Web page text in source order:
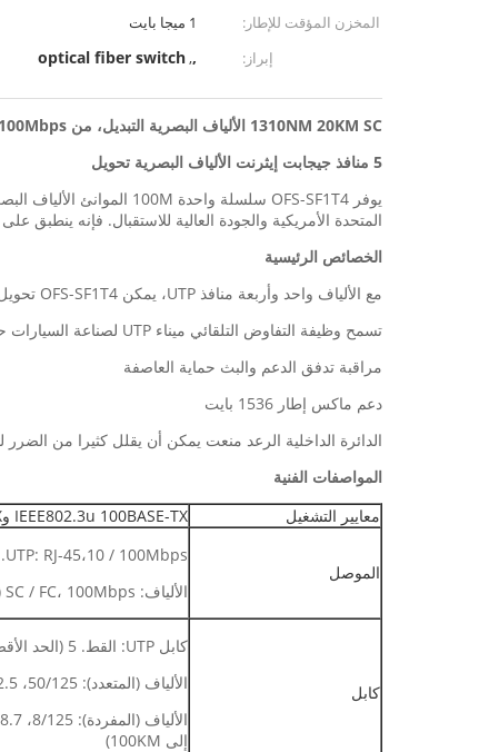
ذاكرة المخزن المؤقت للإطار:
1 ميجا بايت
إبراز:
,
,
optical fiber switch
1310NM 20KM SC الألياف البصرية التبديل، من 10Mbps / 100Mbps تبديل الألياف 12G الوضع واحدة
5 منافذ جيجابت إيثرنت الألياف البصرية تحويل
المتحدة الأمريكية والجودة العالية للاستقبال. فإنه
الخصائص الرئيسية
مع الألياف واحد وأربعة منافذ UTP، يمكن OFS-SF1T4 تحويل الإشارات إيثرنت والبصرية الكهربائية ما بين 10 / 100MUTP اجهة (TX) و100M البصرية واجهة الألياف (FX).
تسمح وظيفة التفاوض التلقائي ميناء UTP لصناعة السيارات حدد 10M أو 100M، والازدواج الكامل أو نصف المزدوجة.
مراقبة تدفق الدعم والبث حماية العاصفة
دعم ماكس إطار 1536 بايت
الدائرة الداخلية الرعد منعت يمكن أن يقلل كثيرا من
المواصفات الفنية
معايير التشغيل
IEEE802.3u 100BASE-TX و100BASE-FX
الموصل
UTP: RJ-45،10 / 100Mbps.
الألياف: SC / FC، 100Mbps (الازدواج الكامل)
كابل
كابل UTP: القط. 5 (الحد الأقصى مسافة تصل الى 100m)
الألياف (المتعدد): 50/125، 62.5 / 125μm (الحد الأقصى مسافة تصل إلى 2KM)
إلى 100KM)